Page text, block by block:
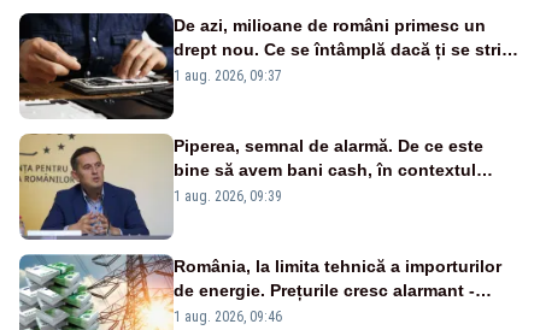
De azi, milioane de români primesc un
drept nou. Ce se întâmplă dacă ți se strică
un produs
1 aug. 2026, 09:37
Piperea, semnal de alarmă. De ce este
bine să avem bani cash, în contextul
alertei energetice?
1 aug. 2026, 09:39
România, la limita tehnică a importurilor
de energie. Prețurile cresc alarmant -
Analiză Realitatea Plus
1 aug. 2026, 09:46